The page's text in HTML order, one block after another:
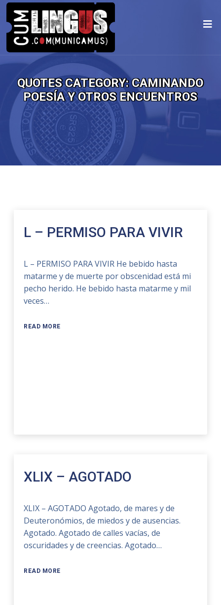
QUOTES CATEGORY:CAMINANDO
POESÍA Y OTROS ENCUENTROS
L – PERMISO PARA VIVIR
L – PERMISO PARA VIVIR He bebido hasta
matarme y de muerte por obscenidad está mi
pecho herido. He bebido hasta matarme y mil
veces…
READ MORE
XLIX – AGOTADO
XLIX – AGOTADO Agotado, de mares y de
Deuteronómios, de miedos y de ausencias.
Agotado. Agotado de calles vacías, de
oscuridades y de creencias. Agotado…
READ MORE